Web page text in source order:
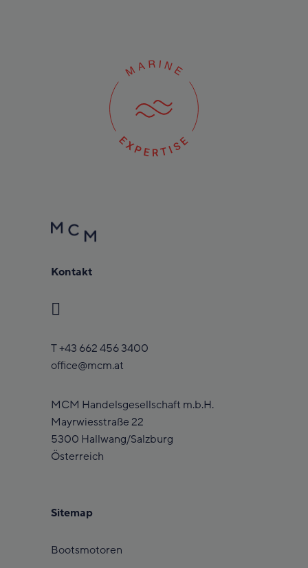
Kontakt
T+43 662 456 3400
office@mcm.at
MCM Handelsgesellschaft m.b.H.
Mayrwiesstraße 22
5300 Hallwang/Salzburg
Österreich
Sitemap
Bootsmotoren